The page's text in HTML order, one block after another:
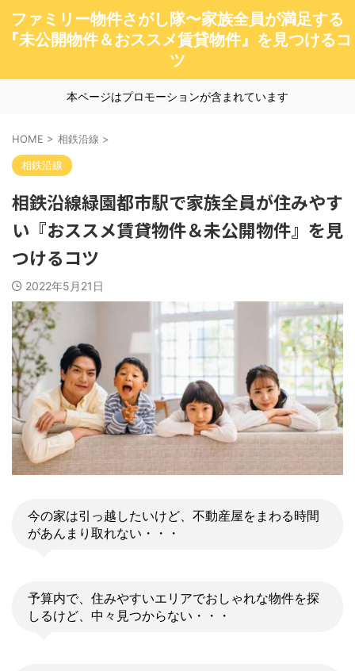
ファミリー物件さがし隊〜家族全員が満足する
『未公開物件＆おススメ賃貸物件』を見つけるコ
ツ
本ページはプロモーションが含まれています
HOME > 相鉄沿線 >
相鉄沿線
相鉄沿線緑園都市駅で家族全員が住みやす
い『おススメ賃貸物件＆未公開物件』を見
つけるコツ
2022年5月21日
今の家は引っ越したいけど、不動産屋をまわる時間
があんまり取れない・・・
予算内で、住みやすいエリアでおしゃれな物件を探
しるけど、中々見つからない・・・